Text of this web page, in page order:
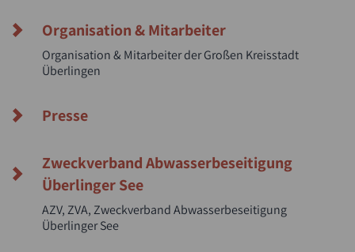
Organisation & Mitarbeiter
Organisation & Mitarbeiter der Großen Kreisstadt
Überlingen
Presse
Zweckverband Abwasserbeseitigung
Überlinger See
AZV, ZVA, Zweckverband Abwasserbeseitigung
Überlinger See